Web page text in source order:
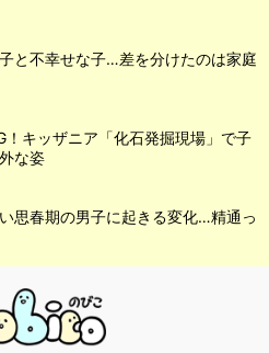
と不幸せな子…差を分けたのは家庭
！キッザニア「化石発掘現場」で子
な姿
思春期の男子に起きる変化…精通っ